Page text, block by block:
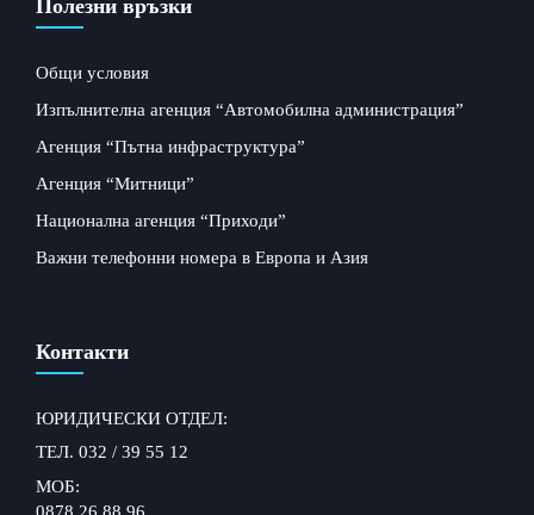
Полезни връзки
Общи условия
Изпълнителна агенция “Автомобилна администрация”
Агенция “Пътна инфраструктура”
Агенция “Митници”
Национална агенция “Приходи”
Важни телефонни номера в Европа и Азия
Контакти
ЮРИДИЧЕСКИ ОТДЕЛ:
ТЕЛ. 032 / 39 55 12
МОБ: